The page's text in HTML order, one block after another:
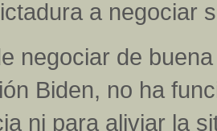
a negociar
negociar de
Biden, no ha
ni para aliviar la